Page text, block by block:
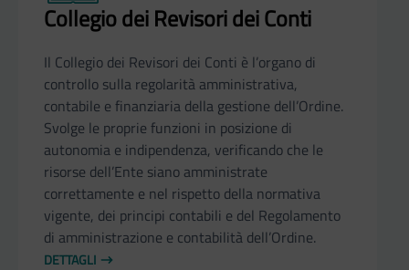
Collegio dei Revisori dei Conti
Il Collegio dei Revisori dei Conti è l’organo di
controllo sulla regolarità amministrativa,
contabile e finanziaria della gestione dell’Ordine.
Svolge le proprie funzioni in posizione di
autonomia e indipendenza, verificando che le
risorse dell’Ente siano amministrate
correttamente e nel rispetto della normativa
vigente, dei principi contabili e del Regolamento
di amministrazione e contabilità dell’Ordine.
DETTAGLI